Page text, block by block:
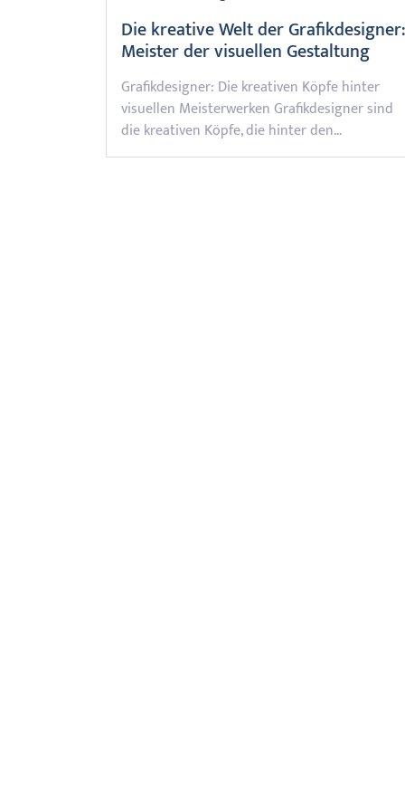
Die kreative Welt der Grafikdesigner:
Meister der visuellen Gestaltung
Grafikdesigner: Die kreativen Köpfe hinter
visuellen Meisterwerken Grafikdesigner sind
die kreativen Köpfe, die hinter den…